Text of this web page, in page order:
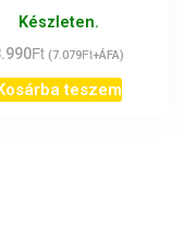
Készleten.
Ft (7.079Ft+ÁFA)
teszem